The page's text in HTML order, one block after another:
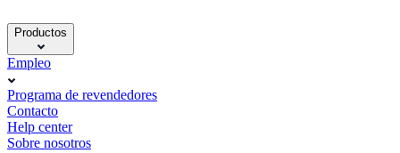
Productos
Empleo
Programa de revendedores
Contacto
Help center
Sobre nosotros